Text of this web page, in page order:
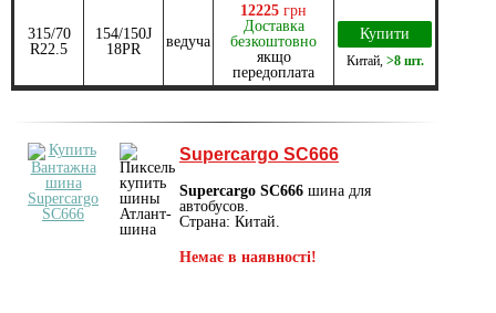
315/70
R22.5
154/150J
18PR
ведуча
12225 грн
Доставка
безкоштовно
якщо
передоплата
Купити
Китай, >8 шт.
Supercargo SC666
Supercargo SC666 шина для
автобусов.
Страна: Китай.
Немає в наявності!